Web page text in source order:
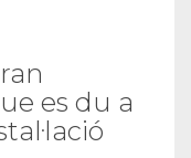
es du a